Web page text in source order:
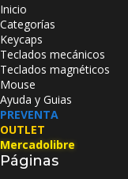
Inicio
Categorías
Keycaps
Teclados mecánicos
Teclados magnéticos
Mouse
Ayuda y Guias
PREVENTA
OUTLET
Mercadolibre
Páginas